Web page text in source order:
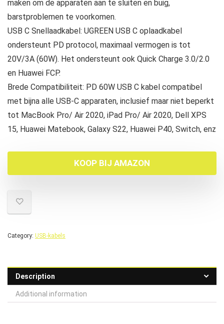
maken om de apparaten aan te sluiten en buig,
barstproblemen te voorkomen.
USB C Snellaadkabel: UGREEN USB C oplaadkabel
ondersteunt PD protocol, maximaal vermogen is tot
20V/3A (60W). Het ondersteunt ook Quick Charge 3.0/2.0
en Huawei FCP.
Brede Compatibiliteit: PD 60W USB C kabel compatibel
met bijna alle USB-C apparaten, inclusief maar niet beperkt
tot MacBook Pro/ Air 2020, iPad Pro/ Air 2020, Dell XPS
15, Huawei Matebook, Galaxy S22, Huawei P40, Switch, enz
KOOP BIJ AMAZON
Category: USB-kabels
Description
Additional information